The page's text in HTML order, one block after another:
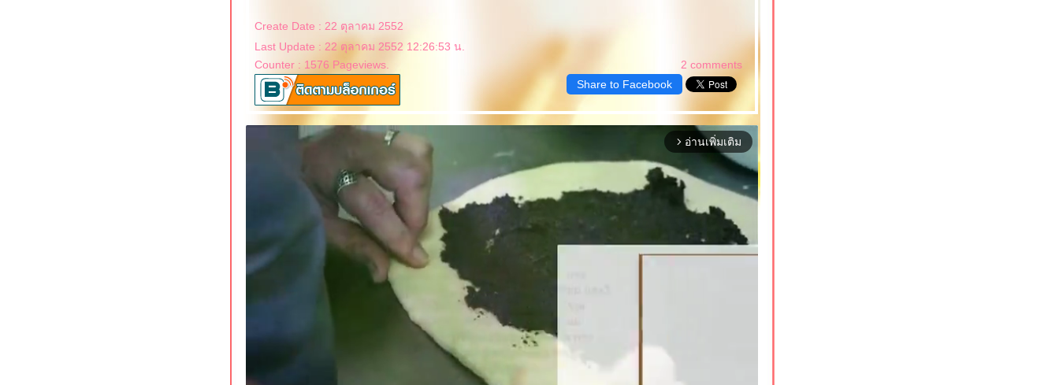
Create Date : 22 ตุลาคม 2552
2 comments
Last Update : 22 ตุลาคม 2552 12:26:53 น.
Counter : 1576 Pageviews.
Share to Facebook
arrow_forward_ios อ่านเพิ่มเติม